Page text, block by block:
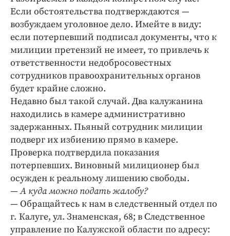
Если обстоятельства подтверждаются —
возбуждаем уголовное дело. Имейте в виду:
если потерпевший подписал документы, что к
милиции претензий не имеет, то привлечь к
ответственности недобросовестных
сотрудников правоохранительных органов
будет крайне сложно.
Недавно был такой случай. Два калужанина
находились в камере административно
задержанных. Пьяный сотрудник милиции
подверг их избиению прямо в камере.
Проверка подтвердила показания
потерпевших. Виновный милиционер был
осужден к реальному лишению свободы.
— А куда можно подать жалобу?
— Обращайтесь к нам в следственный отдел по
г. Калуге, ул. Знаменская, 68; в Следственное
управление по Калужской области по адресу: